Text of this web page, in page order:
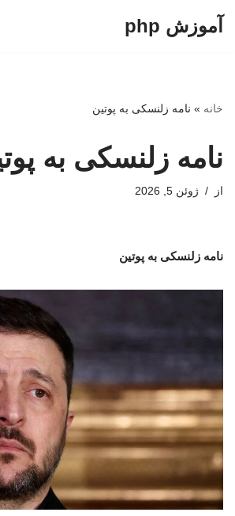
آموزش php
خانه » نامه زلنسکی به پوتین
نامه زلنسکی به
از ژوئن 5, 2026
نامه زلنسکی به پوتین